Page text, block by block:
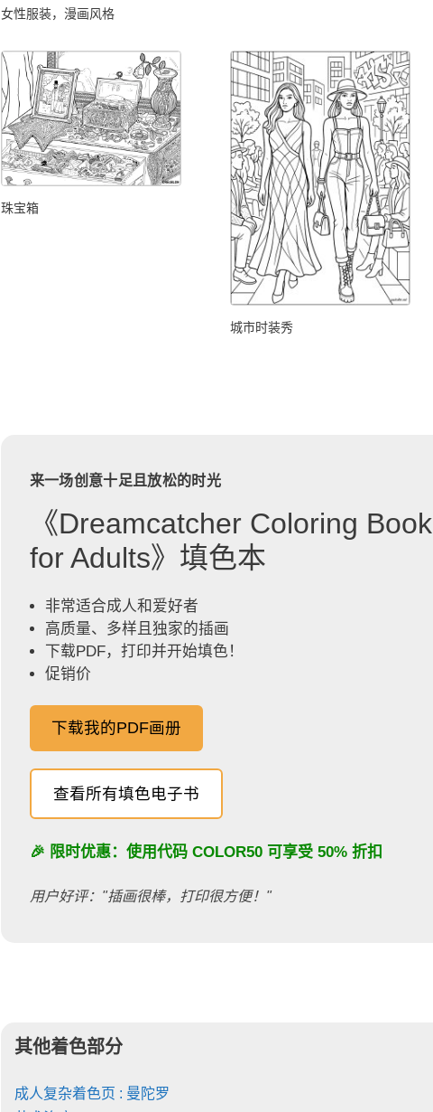
女性服装，漫画风格
珠宝箱
城市时装秀
来一场创意十足且放松的时光
《Dreamcatcher Coloring Book
for Adults》填色本
非常适合成人和爱好者
高质量、多样且独家的插画
下载PDF，打印并开始填色！
促销价
下载我的PDF画册
查看所有填色电子书
🎉 限时优惠：使用代码 COLOR50可享受 50% 折扣
用户好评："插画很棒，打印很方便！"
其他着色部分
成人复杂着色页 : 曼陀罗